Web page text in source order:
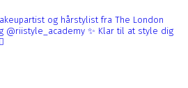
og hårstylist fra The London
@riistyle_academy ✨ Klar til at style dig